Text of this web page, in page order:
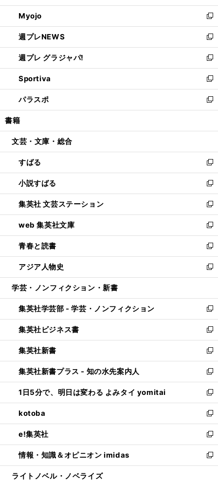
開
く
ウ
で
開
く
ン
ド
ウ
で
開
く
ウ
ィ
ン
ド
ウ
で
開
く
Myojo
新
し
い
ウ
ィ
ン
ド
ウ
で
開
週プレNEWS
新
し
い
ウ
ィ
ン
ド
ウ
開
週プレ グラジャパ!
新
し
い
ウ
ィ
ン
ウ
開
く
Sportiva
新
し
い
ウ
ン
ウ
で
開
く
パラスポ
新
し
ウ
ン
ド
ウ
で
開
く
書籍
文芸・文庫・総合
すばる
新
し
い
ウ
ィ
ン
ド
ウ
で
開
く
小説すばる
新
し
い
ウ
ィ
ン
ド
ウ
で
開
集英社 文芸ステーション
新
し
い
ウ
ィ
ン
ド
ウ
開
く
web 集英社文庫
新
し
い
ウ
ィ
ン
ウ
で
開
く
青春と読書
新
し
い
ウ
ン
ド
ウ
で
開
く
アジア人物史
新
し
ウ
ィ
ン
ド
ウ
で
開
く
学芸・ノンフィクション・新書
集英社学芸部 - 学芸・ノンフィクション
新
し
い
ウ
ィ
ン
ド
ウ
で
開
く
集英社ビジネス書
新
し
い
ウ
ィ
ン
ド
ウ
で
開
く
集英社新書
新
し
い
ウ
ィ
ン
ド
ウ
で
開
く
集英社新書プラス - 知の水先案内人
新
し
い
ウ
ィ
ン
ド
ウ
で
開
1日5分で、明日は変わる よみタイ yomitai
新
し
い
ウ
ィ
ン
ド
ウ
kotoba
新
し
い
ウ
ィ
ン
e!集英社
新
し
い
ウ
情報・知識＆オピニオン imidas
新
し
ライトノベル・ノベライズ